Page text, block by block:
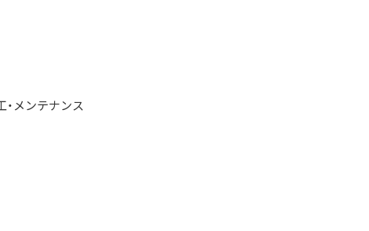
・メンテナンス